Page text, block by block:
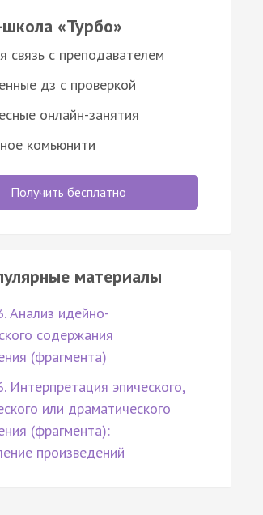
«Турбо»
связь с преподавателем
дз с проверкой
онлайн-занятия
комьюнити
Получить бесплатно
материалы
Анализ идейно-
содержания
(фрагмента)
Интерпретация эпического,
или драматического
(фрагмента):
произведений